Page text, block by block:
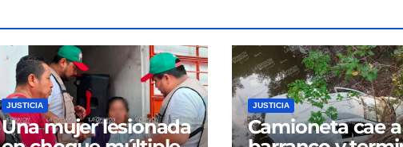
JUSTICIA
Una mujer lesionada
JUSTICIA
Camioneta cae a